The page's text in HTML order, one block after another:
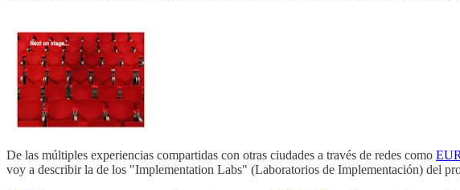
De las múltiples experiencias compartidas con otras ciudades a través de redes como
voy a describir la de los "Implementation Labs" (Laboratorios de Implementación) del